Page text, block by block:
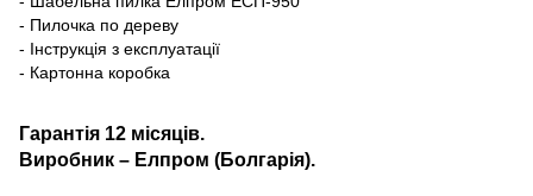
- Пилочка по дереву
- Інструкція з експлуатації
- Картонна коробка
Гарантія 12 місяців.
Виробник – Елпром (Болгарія).